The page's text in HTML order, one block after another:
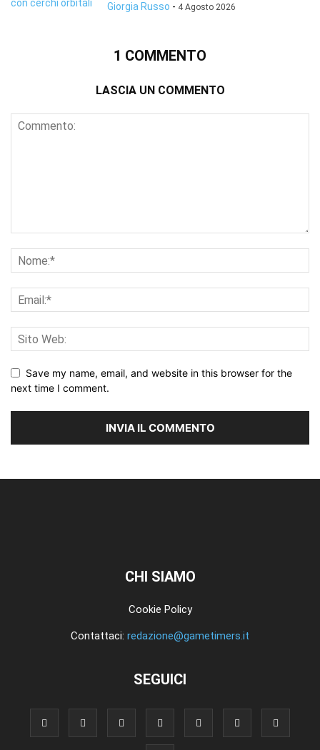
Giorgia Russo - 4 Agosto 2026
1 COMMENTO
LASCIA UN COMMENTO
Save my name, email, and website in this browser for the
next time I comment.
CHI SIAMO
Cookie Policy
Contattaci: redazione@gametimers.it
SEGUICI